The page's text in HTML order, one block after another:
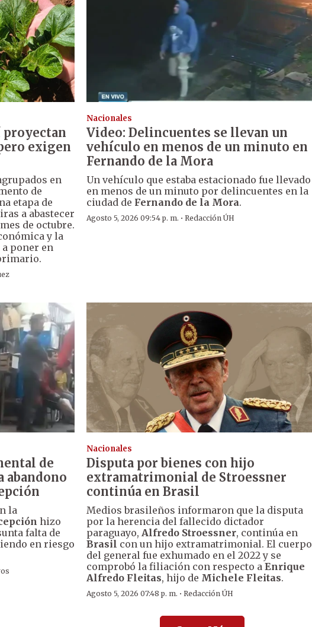
proyectan
exigen
en
de
etapa de
a abastecer
de octubre.
y la
poner en
Nacionales
Video: Delincuentes se llevan un
vehículo en menos de un minuto en
Fernando de la Mora
Un vehículo que estaba estacionado fue llevado
en menos de un minuto por delincuentes en la
ciudad de Fernando de la Mora.
Agosto 5, 2026 09:54 p. m. ·Redacción ÚH
de
abandono
la
hizo
falta de
en riesgo
Nacionales
Disputa por bienes con hijo
extramatrimonial de Stroessner
continúa en Brasil
Medios brasileños informaron que la disputa
por la herencia del fallecido dictador
paraguayo, Alfredo Stroessner, continúa en
Brasil con un hijo extramatrimonial. El cuerpo
del general fue exhumado en el 2022 y se
comprobó la filiación con respecto aEnrique
Alfredo Fleitas, hijo de Michele Fleitas.
Agosto 5, 2026 07:48 p. m. ·Redacción ÚH